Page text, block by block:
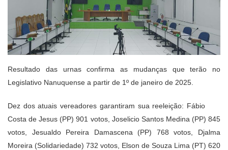
Resultado das urnas confirma as mudanças que terão no
Legislativo Nanuquense a partir de 1º de janeiro de 2025.
Dez dos atuais vereadores garantiram sua reeleição: Fábio
Costa de Jesus (PP) 901 votos, Joselicio Santos Medina (PP) 845
votos, Jesualdo Pereira Damascena (PP) 768 votos, Djalma
Moreira (Solidariedade) 732 votos, Elson de Souza Lima (PT) 620